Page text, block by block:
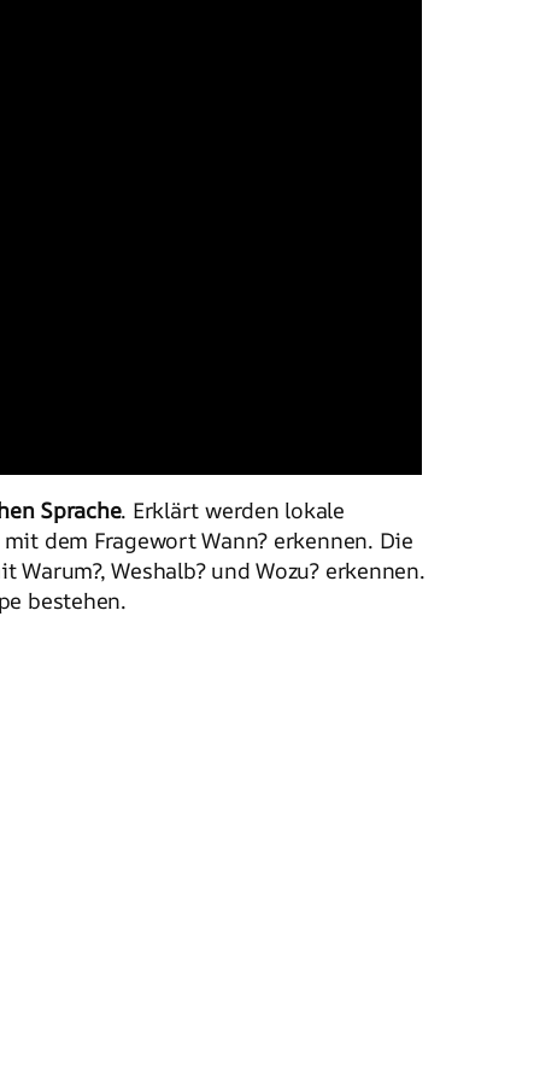
Sprache. Erklärt werden lokale
dem Fragewort Wann? erkennen. Die
Weshalb? und Wozu? erkennen.
bestehen.